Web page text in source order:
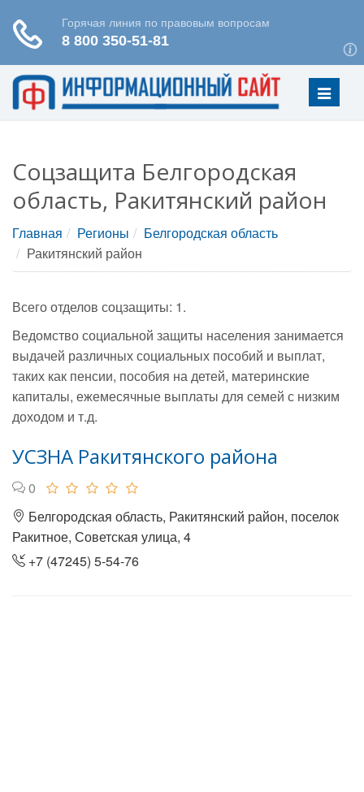
Меню
Соцзащита Белгородская
область, Ракитянский район
Главная Регионы
Белгородская область
Ракитянский район
Всего отделов соцзащиты: 1.
Ведомство социальной защиты населения занимается
выдачей различных социальных пособий и выплат,
таких как пенсии, пособия на детей, материнские
капиталы, ежемесячные выплаты для семей с низким
доходом и т.д.
УСЗНА Ракитянского района
0
Белгородская область, Ракитянский район, поселок
Ракитное, Советская улица, 4
+7 (47245) 5-54-76